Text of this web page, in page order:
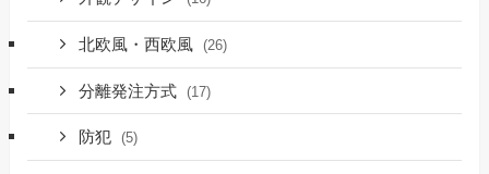
北欧風・西欧風 (26)
分離発注方式 (17)
防犯 (5)